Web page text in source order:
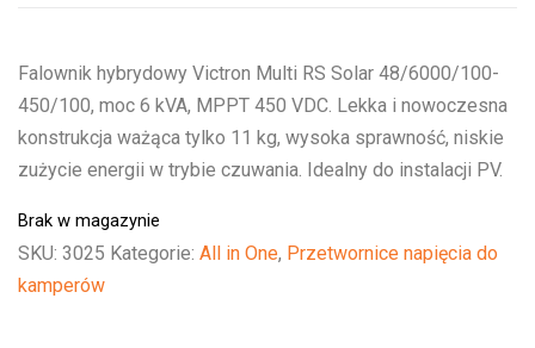
Falownik hybrydowy Victron Multi RS Solar 48/6000/100-
450/100, moc 6 kVA, MPPT 450 VDC. Lekka i nowoczesna
konstrukcja ważąca tylko 11 kg, wysoka sprawność, niskie
zużycie energii w trybie czuwania. Idealny do instalacji PV.
Brak w magazynie
SKU: 3025 Kategorie: All in One, Przetwornice napięcia do
kamperów